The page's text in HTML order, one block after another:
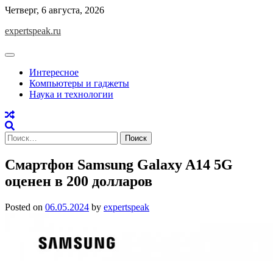
Skip
content
Четверг, 6 августа, 2026
expertspeak.ru
Интересное
Компьютеры и гаджеты
Наука и технологии
Найти:
Смартфон Samsung Galaxy A14 5G
оценен в 200 долларов
Posted on 06.05.2024 by expertspeak